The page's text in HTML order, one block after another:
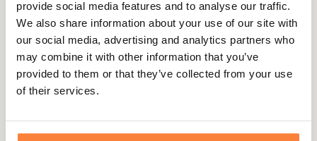
provide social media features and to analyse our traffic.
We also share information about your use of our site with
our social media, advertising and analytics partners who
may combine it with other information that you’ve
provided to them or that they’ve collected from your use
of their services.
Description
Pour cet hiver,Barbourvous propose cette superbe
Chapka en coton huilée Morar qui vous assure une
protection contre le froid et les intempéries.
imperméabilité ainsi qu'une résistance au vent et à